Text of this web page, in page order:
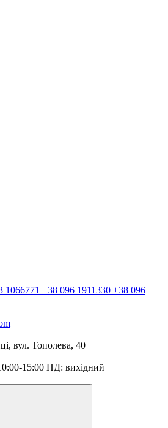
1066771 +38 096 1911330 +38 096
вул. Тополева, 40
15:00 НД: вихідний